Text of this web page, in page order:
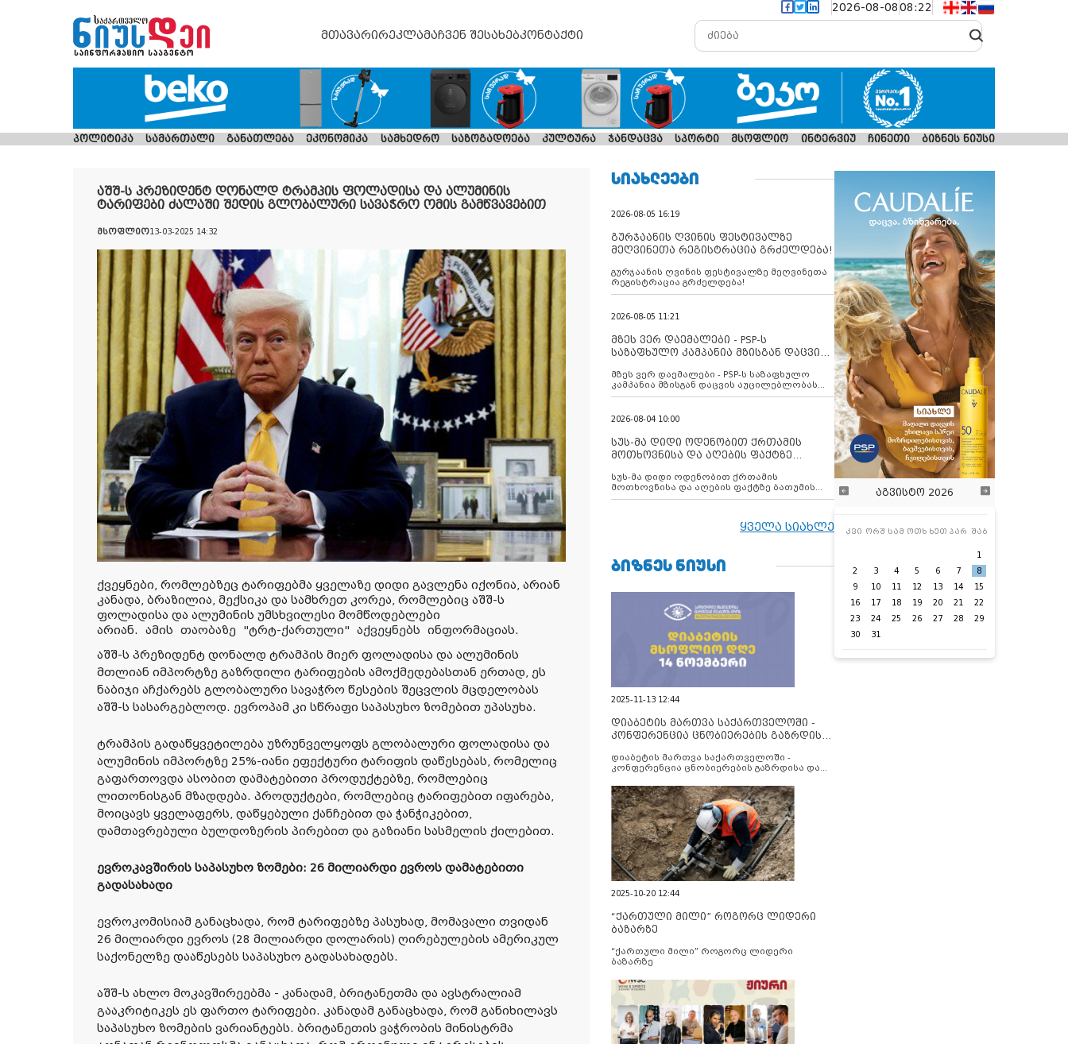
2026-08-0808:22
მთავარირეკლამაჩვენ შესახებკონტაქტი
პოლიტიკა სამართალი განათლება ეკონომიკა სამხედრო საზოგადოება კულტურა ჯანდაცვა სპორტი მსოფლიო ინტერვიუ ჩინეთი ბიზნეს ნიუსი
აშშ-ს პრეზიდენტ დონალდ ტრამპის ფოლადისა და ალუმინის
ტარიფები ძალაში შედის გლობალური სავაჭრო ომის გამწვავებით
მსოფლიო13-03-2025 14:32
ქვეყნები, რომლებზეც ტარიფებმა ყველაზე დიდი გავლენა იქონია, არიან
კანადა, ბრაზილია, მექსიკა და სამხრეთ კორეა, რომლებიც აშშ-ს
ფოლადისა და ალუმინის უმსხვილესი მომწოდებლები
არიან. ამის თაობაზე "ტრტ-ქართული" აქვეყნებს ინფორმაციას.
აშშ-ს პრეზიდენტ დონალდ ტრამპის მიერ ფოლადისა და ალუმინის
მთლიან იმპორტზე გაზრდილი ტარიფების ამოქმედებასთან ერთად, ეს
ნაბიჯი აჩქარებს გლობალური სავაჭრო წესების შეცვლის მცდელობას
აშშ-ს სასარგებლოდ. ევროპამ კი სწრაფი საპასუხო ზომებით უპასუხა.
ტრამპის გადაწყვეტილება უზრუნველყოფს გლობალური ფოლადისა და
ალუმინის იმპორტზე 25%-იანი ეფექტური ტარიფის დაწესებას, რომელიც
გაფართოვდა ასობით დამატებითი პროდუქტებზე, რომლებიც
ლითონისგან მზადდება. პროდუქტები, რომლებიც ტარიფებით იფარება,
მოიცავს ყველაფერს, დაწყებული ქანჩებით და ჭანჭიკებით,
დამთავრებული ბულდოზერის პირებით და გაზიანი სასმელის ქილებით.
ევროკავშირის საპასუხო ზომები: 26 მილიარდი ევროს დამატებითი
გადასახადი
ევროკომისიამ განაცხადა, რომ ტარიფებზე პასუხად, მომავალი თვიდან
26 მილიარდი ევროს (28 მილიარდი დოლარის) ღირებულების ამერიკულ
საქონელზე დააწესებს საპასუხო გადასახადებს.
აშშ-ს ახლო მოკავშირეებმა - კანადამ, ბრიტანეთმა და ავსტრალიამ
გააკრიტიკეს ეს ფართო ტარიფები. კანადამ განაცხადა, რომ განიხილავს
საპასუხო ზომების ვარიანტებს. ბრიტანეთის ვაჭრობის მინისტრმა
ᲡᲘᲐᲮᲚᲔᲔᲑᲘ
2026-08-05 16:19
გურჯაანის ღვინის ფესტივალზე
მეღვინეთა რეგისტრაცია გრძელდება!
გურჯაანის ღვინის ფესტივალზე მეღვინეთა
რეგისტრაცია გრძელდება!
2026-08-05 11:21
მზეს ვერ დაემალები - PSP-ს
საზაფხულო კამპანია მზისგან დაცვის
მზეს ვერ დაემალები - PSP-ს საზაფხულო
კამპანია მზისგან დაცვის აუცილებლობას
გვახსენებს
2026-08-04 10:00
სუს-მა დიდი ოდენობით ქრთამის
მოთხოვნისა და აღების ფაქტზე
დააკავა
სუს-მა დიდი ოდენობით ქრთამის
მოთხოვნისა და აღების ფაქტზე ბათუმის
მერიის თანამშრომელი დააკავა
ყველა სიახლე
ᲑᲘᲖᲜᲔᲡ ᲜᲘᲣᲡᲘ
2025-11-13 12:44
დიაბეტის მართვა საქართველოში -
კონფერენცია ცნობიერების გაზრდისა
დიაბეტის მართვა საქართველოში -
კონფერენცია ცნობიერების გაზრდისა და
2025-10-20 12:44
“ქართული მილი” როგორც ლიდერი
ბაზარზე
“ქართული მილი” როგორც ლიდერი
ბაზარზე
აგვისტო 2026
კვი ორშ სამ ოთხ ხუთ პარ შაბ
1
2
3 4 5 6 7
8
9
10 11 12 13 14
15
16
17 18 19 20 21
22
23
24 25 26 27 28
29
30
31